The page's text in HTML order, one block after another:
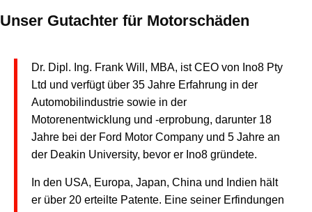
Unser Gutachter für Motorschäden
Dr. Dipl. Ing. Frank Will, MBA, ist CEO von Ino8 Pty
Ltd und verfügt über 35 Jahre Erfahrung in der
Automobilindustrie sowie in der
Motorenentwicklung und -erprobung, darunter 18
Jahre bei der Ford Motor Company und 5 Jahre an
der Deakin University, bevor er Ino8 gründete.
In den USA, Europa, Japan, China und Indien hält
er über 20 erteilte Patente. Eine seiner Erfindungen